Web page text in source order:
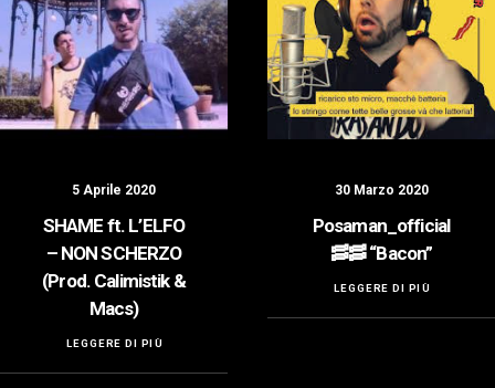
5 Aprile 2020
SHAME ft. L’ELFO
– NON SCHERZO
(Prod. Calimistik &
Macs)
LEGGERE DI PIÙ
30 Marzo 2020
Posaman_official
🥓🥓 “Bacon”
LEGGERE DI PIÙ